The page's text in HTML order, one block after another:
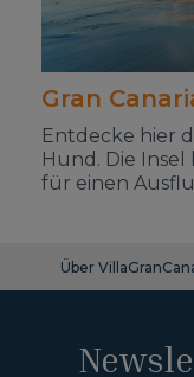
Gran
Entdecke hier
Hund. Die
für einen
Über